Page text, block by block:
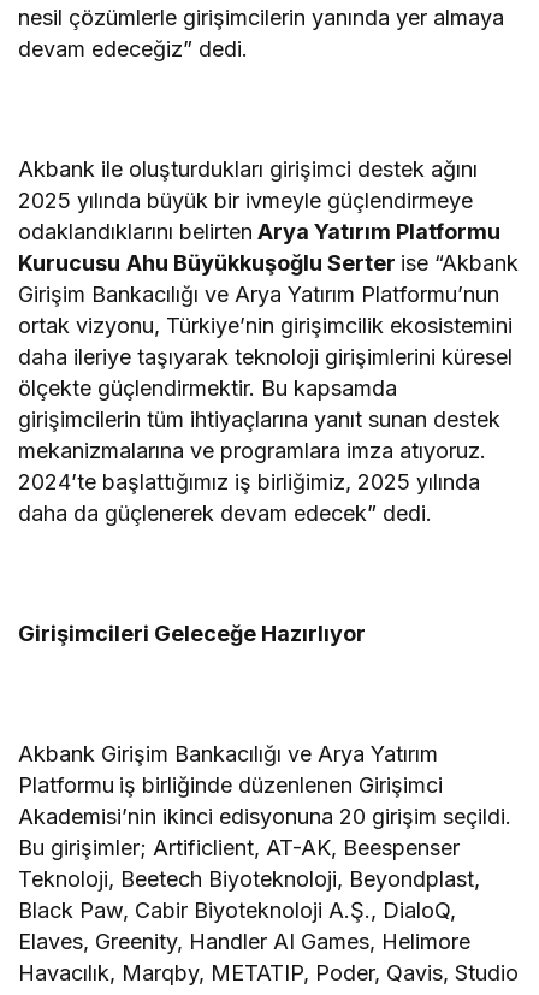
nesil çözümlerle girişimcilerin yanında yer almaya
devam edeceğiz” dedi.
Akbank ile oluşturdukları girişimci destek ağını
2025 yılında büyük bir ivmeyle güçlendirmeye
odaklandıklarını belirten Arya Yatırım Platformu
Kurucusu Ahu Büyükkuşoğlu Serter ise “Akbank
Girişim Bankacılığı ve Arya Yatırım Platformu’nun
ortak vizyonu, Türkiye’nin girişimcilik ekosistemini
daha ileriye taşıyarak teknoloji girişimlerini küresel
ölçekte güçlendirmektir. Bu kapsamda
girişimcilerin tüm ihtiyaçlarına yanıt sunan destek
mekanizmalarına ve programlara imza atıyoruz.
2024’te başlattığımız iş birliğimiz, 2025 yılında
daha da güçlenerek devam edecek” dedi.
Girişimcileri Geleceğe Hazırlıyor
Akbank Girişim Bankacılığı ve Arya Yatırım
Platformu iş birliğinde düzenlenen Girişimci
Akademisi’nin ikinci edisyonuna 20 girişim seçildi.
Bu girişimler; Artificlient, AT-AK, Beespenser
Teknoloji, Beetech Biyoteknoloji, Beyondplast,
Black Paw, Cabir Biyoteknoloji A.Ş., DialoQ,
Elaves, Greenity, Handler AI Games, Helimore
Havacılık, Marqby, METATIP, Poder, Qavis, Studio